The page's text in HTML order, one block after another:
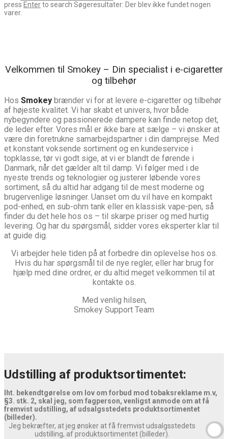
press Enterto search Søgeresultater: Der blev ikke fundet nogen
varer.
Velkommen til Smokey – Din specialist i e-cigaretter
og tilbehør
Hos Smokey brænder vi for at levere e-cigaretter og tilbehør
af højeste kvalitet. Vi har skabt et univers, hvor både
nybegyndere og passionerede dampere kan finde netop det,
de leder efter. Vores mål er ikke bare at sælge – vi ønsker at
være din foretrukne samarbejdspartner i din damprejse. Med
et konstant voksende sortiment og en kundeservice i
topklasse, tør vi godt sige, at vi er blandt de førende i
Danmark, når det gælder alt til damp. Vi følger med i de
nyeste trends og teknologier og justerer løbende vores
sortiment, så du altid har adgang til de mest moderne og
brugervenlige løsninger. Uanset om du vil have en kompakt
pod-enhed, en sub-ohm tank eller en klassisk vape-pen, så
finder du det hele hos os – til skarpe priser og med hurtig
levering. Og har du spørgsmål, sidder vores eksperter klar til
at guide dig.
Vi arbejder hele tiden på at forbedre din oplevelse hos os.
Hvis du har spørgsmål til de nye regler, eller har brug for
hjælp med dine ordrer, er du altid meget velkommen til at
kontakte os.
Med venlig hilsen,
Smokey Support Team
Udstilling af produktsortimentet:
Iht. bekendtgørelse om lov om forbud mod tobaksreklame m.v,
§3. stk. 2, skal jeg, som fagperson, venligst anmode om at få
fremvist udstilling, af udsalgsstedets produktsortimentet
(billeder).
Jeg bekræfter, at jeg ønsker at få fremvist udsalgsstedets
udstilling, af produktsortimentet (billeder).